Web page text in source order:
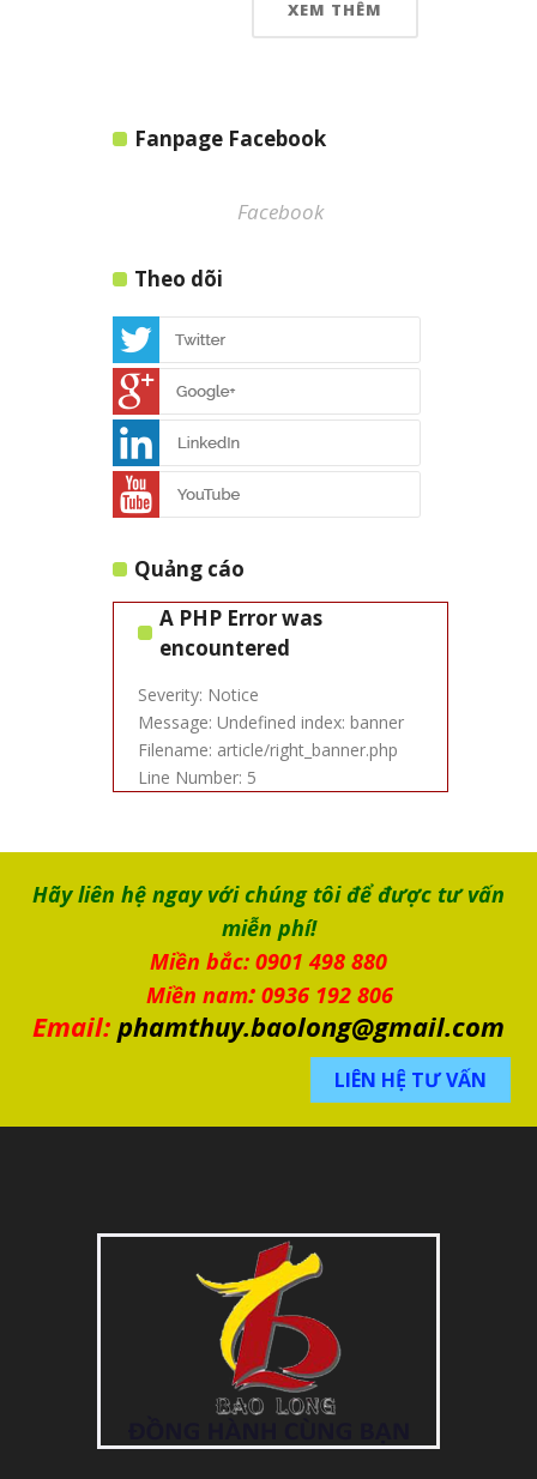
XEM THÊM
Fanpage Facebook
Facebook
Theo dõi
Quảng cáo
A PHP Error was
encountered
Severity: Notice
Message: Undefined index: banner
Filename: article/right_banner.php
Line Number: 5
Hãy liên hệ ngay với chúng tôi để được tư vấn
miễn phí!
Miền bắc: 0901 498 880
Miền nam: 0936 192 806
Email: phamthuy.baolong@gmail.com
LIÊN HỆ TƯ VẤN